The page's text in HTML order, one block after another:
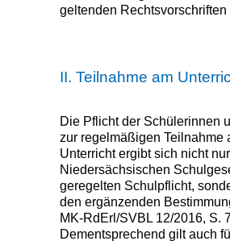
geltenden Rechtsvorschriften
II. Teilnahme am
Die Pflicht der Schülerinnen
zur regelmäßigen Teilnahme
Unterricht ergibt sich nicht
Niedersächsischen
geregelten Schulpflicht,
den ergänzenden
MK-RdErl/SVBL 12/2016, S.
Dementsprechend gilt auch